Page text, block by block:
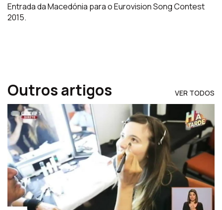
Entrada da Macedónia para o Eurovision Song Contest
2015.
Outros artigos VER TODOS